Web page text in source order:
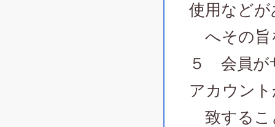
使用など
へその旨
５ 会員が
アカウン
致するこ